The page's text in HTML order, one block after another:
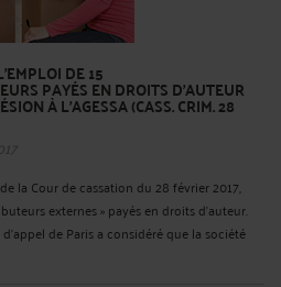
DE 15
PAYÉS EN DROITS D’AUTEUR
À L’AGESSA (CASS. CRIM. 28
la Cour de cassation du 28 février 2017,
externes » payés en droits d’auteur.
de Paris a considéré que la société